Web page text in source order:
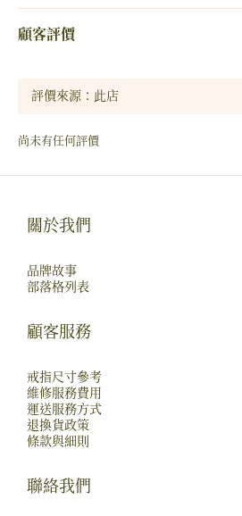
顧客評價
尚未有任何評價
關於我們
品牌故事
部落格列表
顧客服務
戒指尺寸參考
維修服務費用
運送服務方式
退換貨政策
條款與細則
聯絡我們